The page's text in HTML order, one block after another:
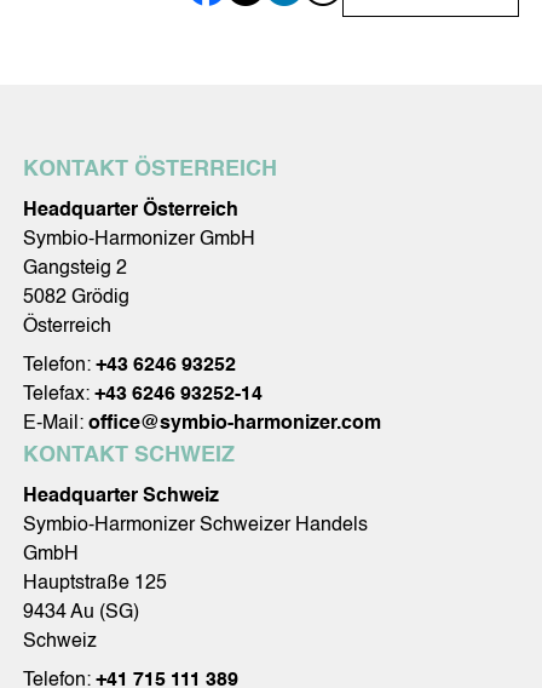
KONTAKT ÖSTERREICH
Headquarter Österreich
Symbio-Harmonizer GmbH
Gangsteig 2
5082 Grödig
Österreich
Telefon: +43 6246 93252
Telefax: +43 6246 93252-14
E-Mail: office@symbio-harmonizer.com
KONTAKT SCHWEIZ
Headquarter Schweiz
Symbio-Harmonizer Schweizer Handels
GmbH
Hauptstraße 125
9434 Au (SG)
Schweiz
Telefon: +41 715 111 389